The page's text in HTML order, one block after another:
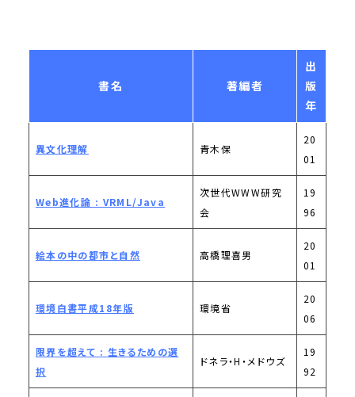
書名 著編者
出
版
年
異文化理解 青木保
20
01
Web進化論 : VRML/Java
次世代WWW研究
会
19
96
絵本の中の都市と自然 高橋理喜男
20
01
環境白書平成18年版 環境省
20
06
限界を超えて : 生きるための選
択
ドネラ・H・メドウズ
19
92